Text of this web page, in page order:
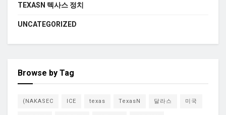
TEXASN 텍사스 정치
UNCATEGORIZED
Browse by Tag
(NAKASEC ICE texas TexasN 달라스 미국